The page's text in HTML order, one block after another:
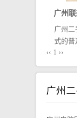
广州
广州二
式的普
‹‹ 1 ››
广州